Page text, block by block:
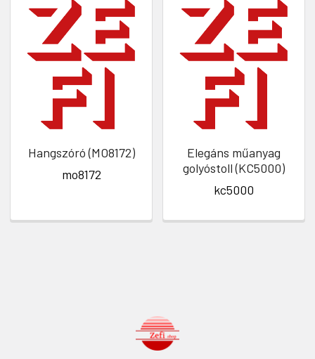
Hangszóró (MO8172)
mo8172
Elegáns műanyag
golyóstoll (KC5000)
kc5000